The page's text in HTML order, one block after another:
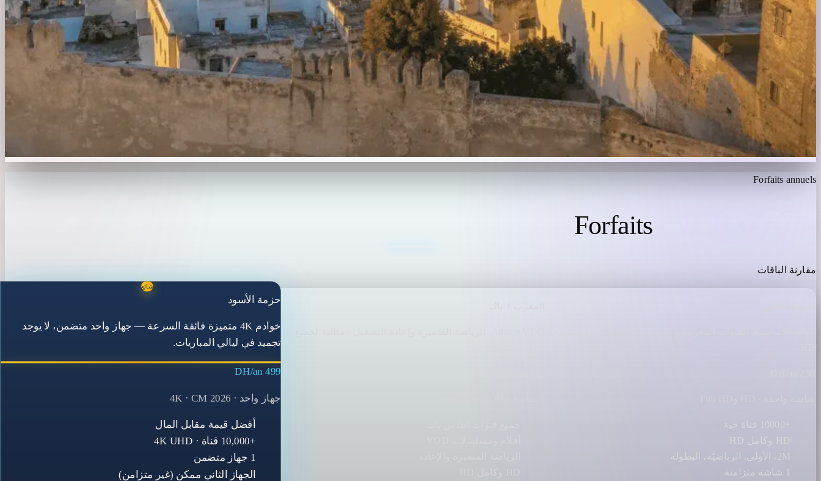
Forfaits annuels
Forfaits
مقارنة الباقات
2M، الأولى، الرياضيّة، البطولة
1 شاشة متزامنة
شائع
حزمة الأسود
خوادم 4K متميزة فائقة السرعة — جهاز واحد متضمن، لا يوجد
تجميد في ليالي المباريات.
499 DH/an
جهاز واحد · 4K · CM 2026
أفضل قيمة مقابل المال
+10,000 قناة · 4K UHD
1 جهاز متضمن
الجهاز الثاني ممكن (غير متزامن)